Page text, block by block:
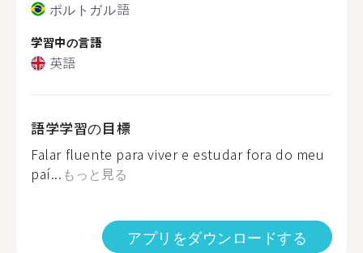
ポルトガル語
学習中の言語
英語
語学学習の目標
Falar fluente para viver e estudar fora do meu
paí... もっと見る
アプリをダウンロードする